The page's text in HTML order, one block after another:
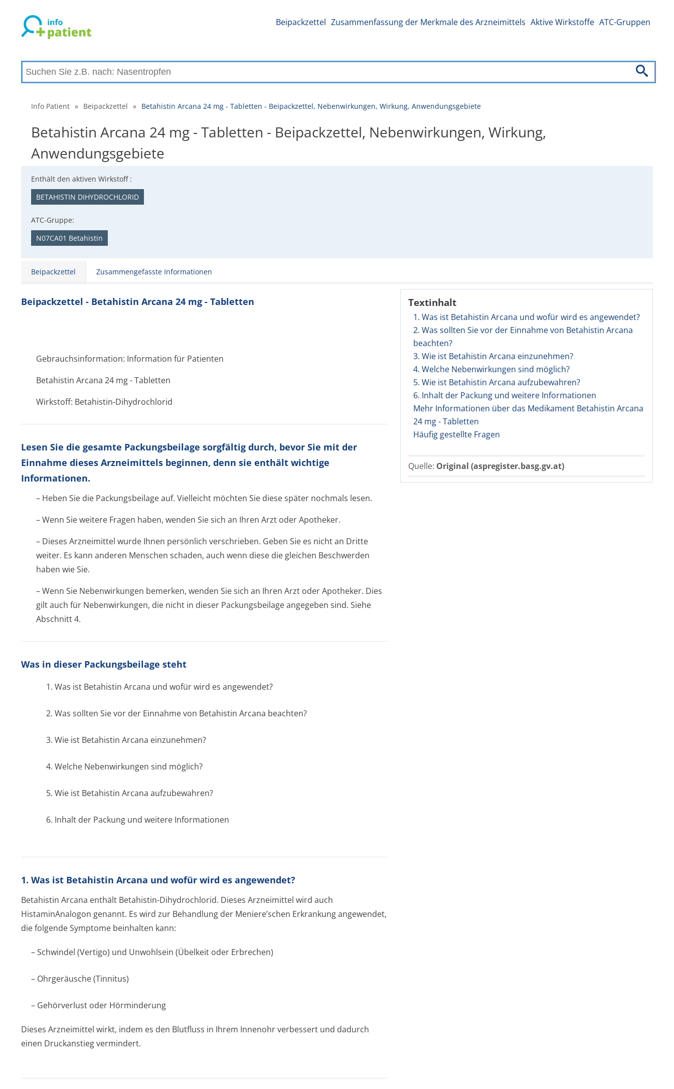
Beipackzettel Zusammenfassung der Merkmale des Arzneimittels Aktive Wirkstoffe ATC-Gruppen
Info Patient » Beipackzettel » Betahistin Arcana 24 mg - Tabletten - Beipackzettel, Nebenwirkungen, Wirkung, Anwendungsgebiete
Betahistin Arcana 24 mg - Tabletten - Beipackzettel, Nebenwirkungen, Wirkung,
Anwendungsgebiete
Enthält den aktiven Wirkstoff :
BETAHISTIN DIHYDROCHLORID
ATC-Gruppe:
N07CA01 Betahistin
Beipackzettel Zusammengefasste Informationen
Textinhalt
1. Was ist Betahistin Arcana und wofür wird es angewendet?
2. Was sollten Sie vor der Einnahme von Betahistin Arcana
beachten?
3. Wie ist Betahistin Arcana einzunehmen?
4. Welche Nebenwirkungen sind möglich?
5. Wie ist Betahistin Arcana aufzubewahren?
6. Inhalt der Packung und weitere Informationen
Mehr Informationen über das Medikament Betahistin Arcana
24 mg - Tabletten
Häufig gestellte Fragen
Quelle: Original (aspregister.basg.gv.at)
Beipackzettel - Betahistin Arcana 24 mg - Tabletten
Gebrauchsinformation: Information für Patienten
Betahistin Arcana 24 mg - Tabletten
Wirkstoff: Betahistin-Dihydrochlorid
Lesen Sie die gesamte Packungsbeilage sorgfältig durch, bevor Sie mit der
Einnahme dieses Arzneimittels beginnen, denn sie enthält wichtige
Informationen.
– Heben Sie die Packungsbeilage auf. Vielleicht möchten Sie diese später nochmals lesen.
– Wenn Sie weitere Fragen haben, wenden Sie sich an Ihren Arzt oder Apotheker.
– Dieses Arzneimittel wurde Ihnen persönlich verschrieben. Geben Sie es nicht an Dritte
weiter. Es kann anderen Menschen schaden, auch wenn diese die gleichen Beschwerden
haben wie Sie.
– Wenn Sie Nebenwirkungen bemerken, wenden Sie sich an Ihren Arzt oder Apotheker. Dies
gilt auch für Nebenwirkungen, die nicht in dieser Packungsbeilage angegeben sind. Siehe
Abschnitt 4.
Was in dieser Packungsbeilage steht
1. Was ist Betahistin Arcana und wofür wird es angewendet?
2. Was sollten Sie vor der Einnahme von Betahistin Arcana beachten?
3. Wie ist Betahistin Arcana einzunehmen?
4. Welche Nebenwirkungen sind möglich?
5. Wie ist Betahistin Arcana aufzubewahren?
6. Inhalt der Packung und weitere Informationen
1. Was ist Betahistin Arcana und wofür wird es angewendet?
Betahistin Arcana enthält Betahistin-Dihydrochlorid. Dieses Arzneimittel wird auch
HistaminAnalogon genannt. Es wird zur Behandlung der Meniere’schen Erkrankung angewendet,
die folgende Symptome beinhalten kann:
– Schwindel (Vertigo) und Unwohlsein (Übelkeit oder Erbrechen)
– Ohrgeräusche (Tinnitus)
– Gehörverlust oder Hörminderung
Dieses Arzneimittel wirkt, indem es den Blutfluss in Ihrem Innenohr verbessert und dadurch
einen Druckanstieg vermindert.